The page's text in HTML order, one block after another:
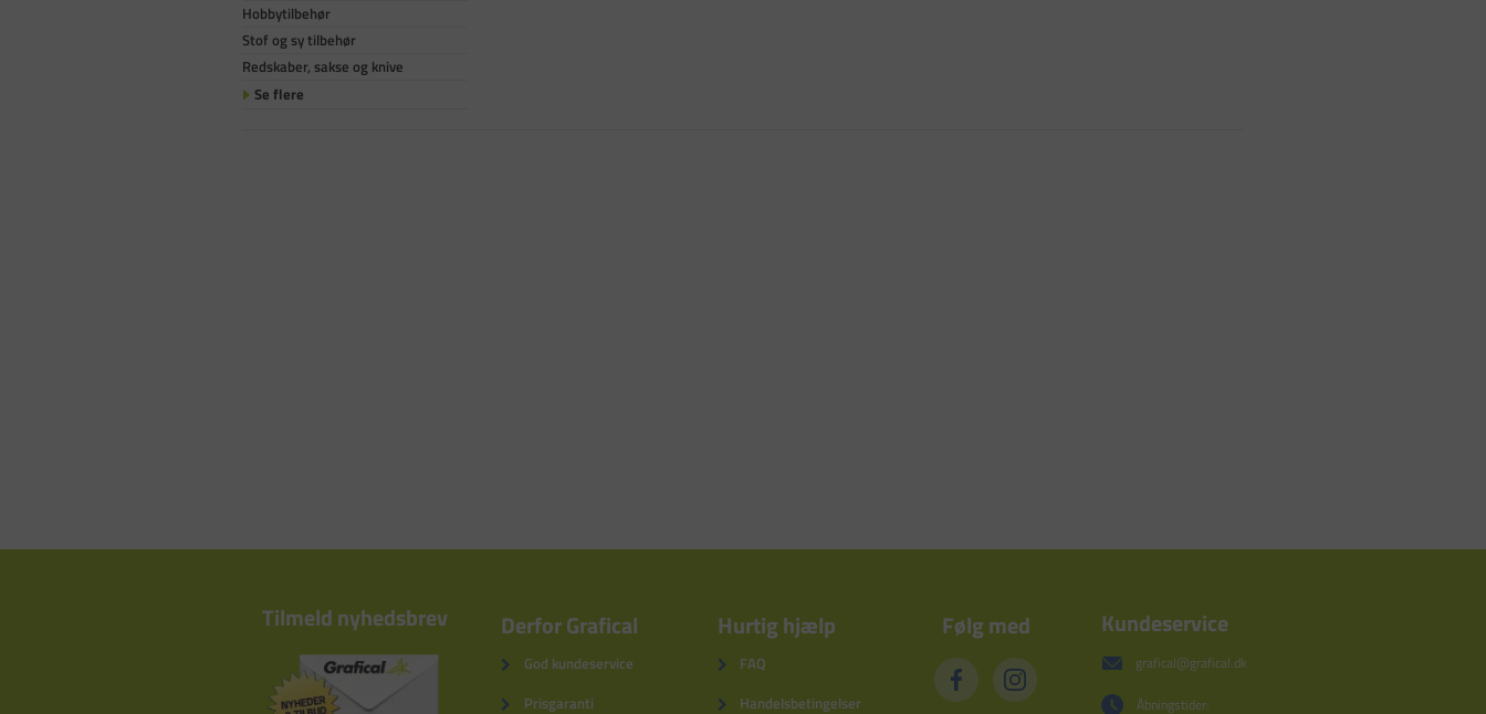
Hobbytilbehør
Stof og sy tilbehør
Redskaber, sakse og knive
Se flere
Tilmeld nyhedsbrev Derfor Grafical
God kundeservice
Prisgaranti
Hurtig hjælp
FAQ
Handelsbetingelser
Følg med Kundeservice
grafical@grafical.dk
Åbningstider: